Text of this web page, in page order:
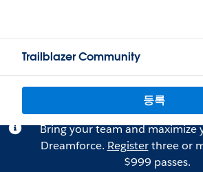
Trailblazer Community
등록
Bring your team and maximize
Dreamforce. Registerthree or
$999 passes.